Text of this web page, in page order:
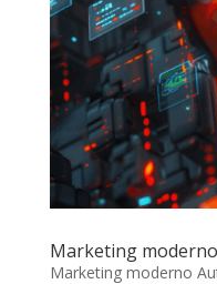
Marketing moderno
Marketing moderno